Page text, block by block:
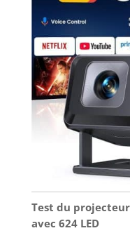
Test du
avec 624 LED